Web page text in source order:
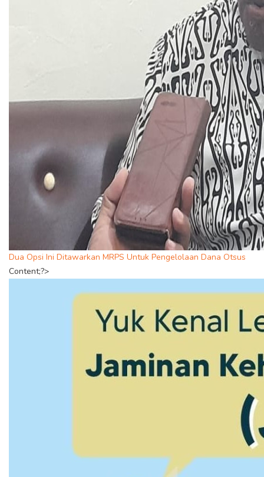
Dua Opsi Ini Ditawarkan MRPS Untuk Pengelolaan Dana Otsus
Content;?>